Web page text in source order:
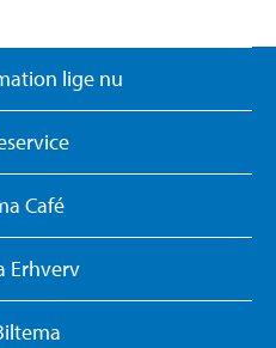
lige nu
Café
Erhverv